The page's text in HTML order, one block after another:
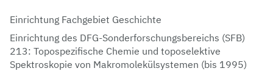
Einrichtung Fachgebiet Geschichte
Einrichtung des DFG-Sonderforschungsbereichs (SFB)
213: Topospezifische Chemie und toposelektive
Spektroskopie von Makromolekülsystemen (bis 1995)